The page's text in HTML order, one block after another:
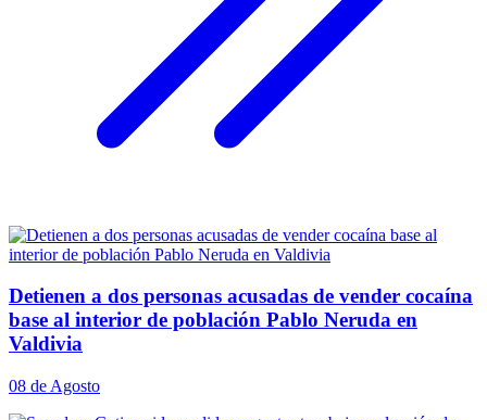
Detienen a dos personas acusadas de vender cocaína
base al interior de población Pablo Neruda en
Valdivia
08 de Agosto